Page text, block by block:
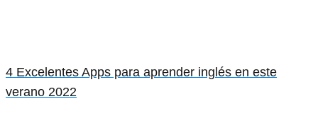
4 Excelentes Apps para aprender inglés en este
verano 2022